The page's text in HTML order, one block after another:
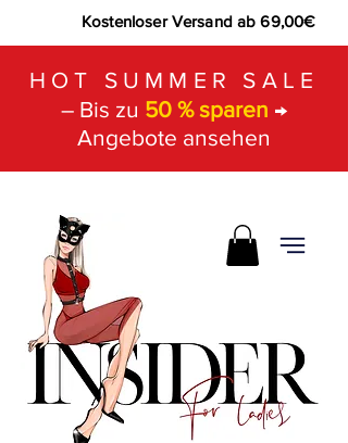
Kostenloser Versand ab 69,00€
HOT SUMMER SALE
– Bis zu 50 % sparen →
Angebote ansehen